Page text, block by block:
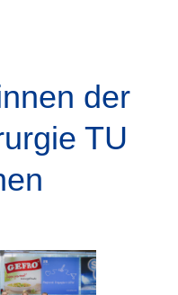
der
TU